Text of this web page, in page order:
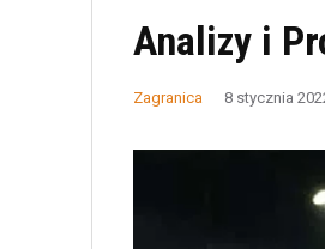
Analizy i
Zagranica 8 stycznia